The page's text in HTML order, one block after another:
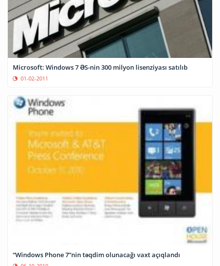
Microsoft: Windows 7 ƏS-nin 300 milyon lisenziyası satılıb
01-02-2011
“Windows Phone 7”nin təqdim olunacağı vaxt açıqlandı